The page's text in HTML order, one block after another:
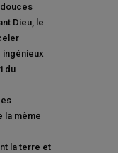
Dieu, le
du
la même
la terre et